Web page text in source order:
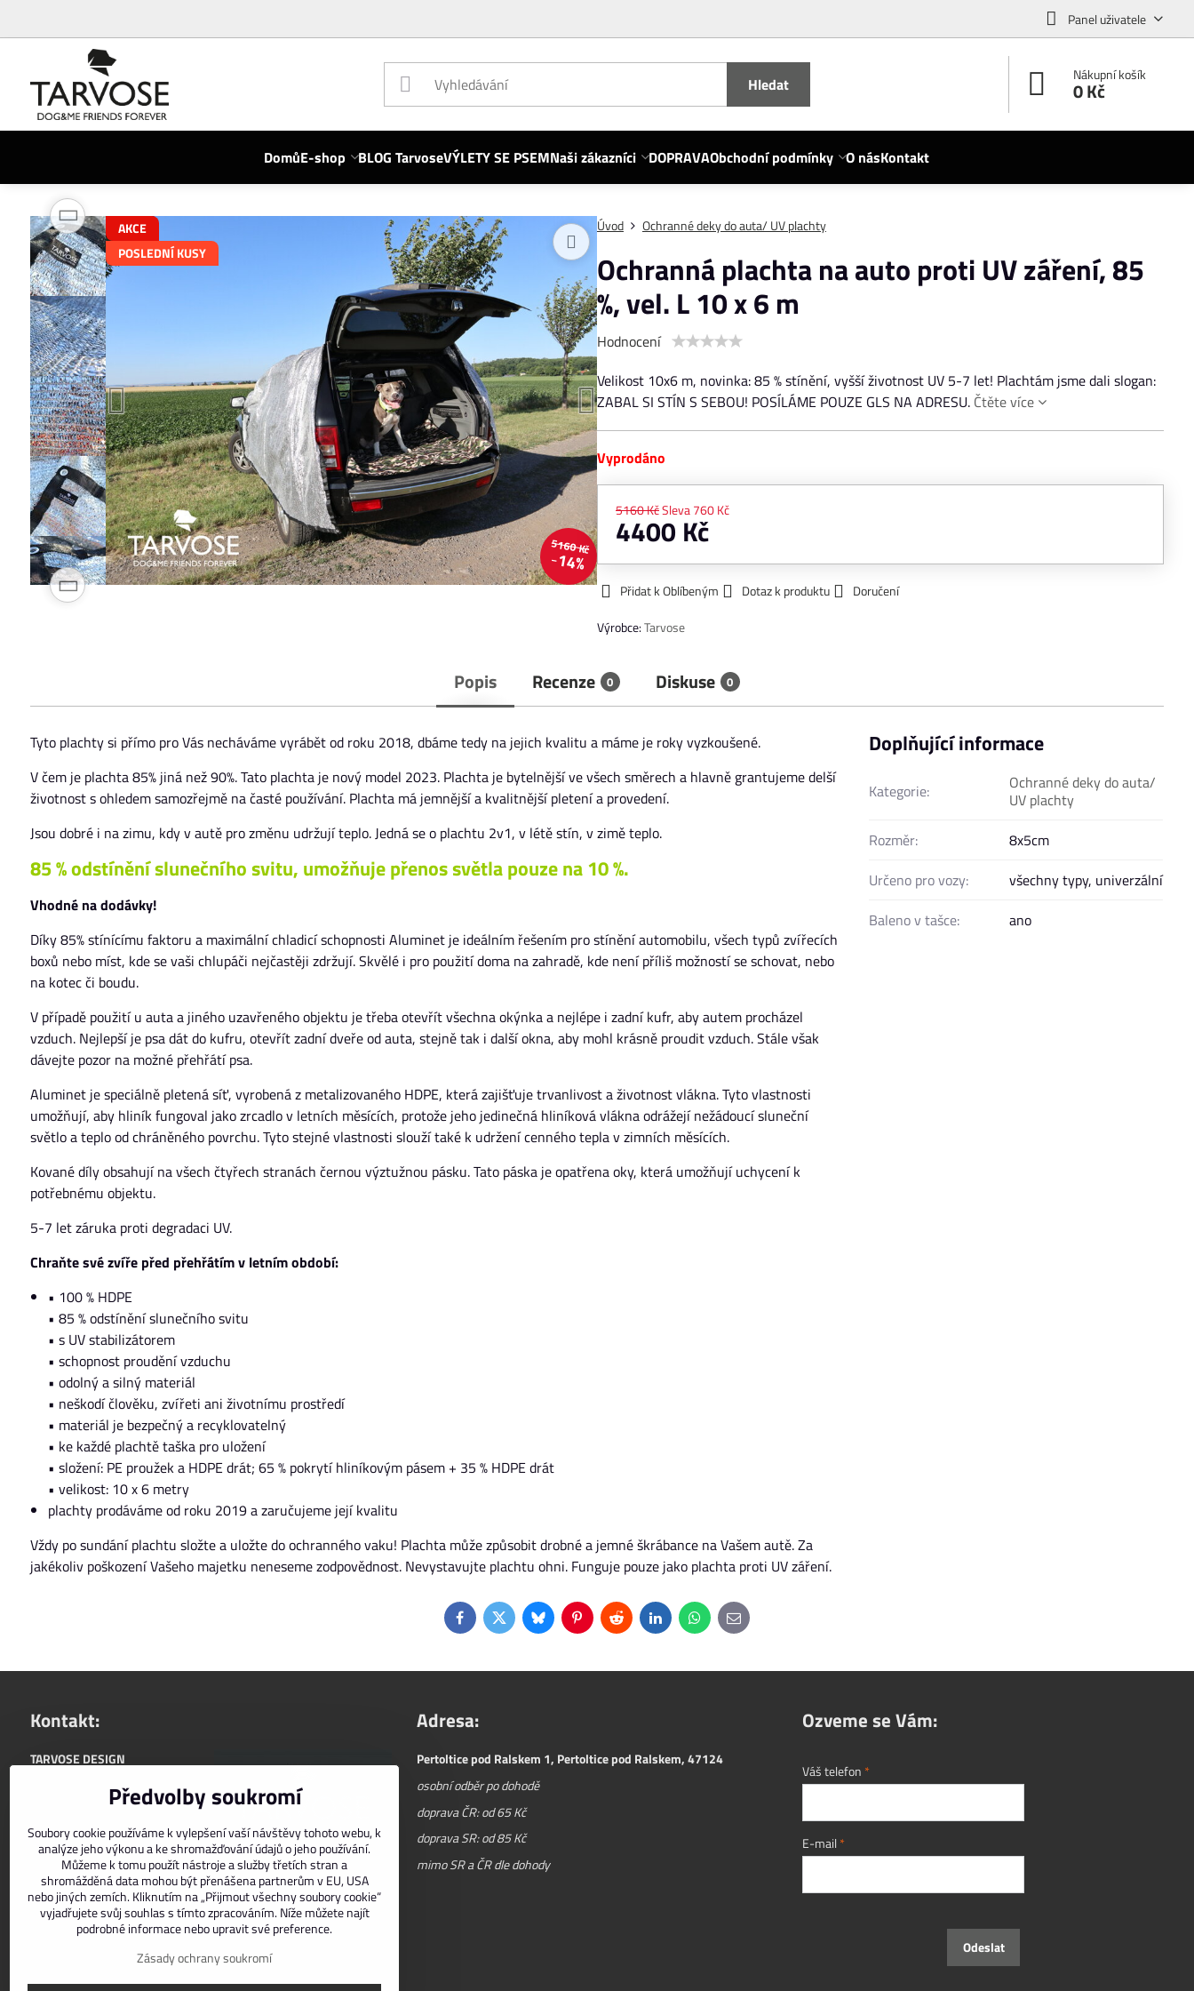
Panel uživatele
Hledat Nákupní košík
0 Kč
DomůE-shop BLOG TarvoseVÝLETY SE PSEMNaši zákazníci DOPRAVAObchodní podmínky O násKontakt
AKCE
POSLEDNÍ KUSY
5160 Kč
14%
Úvod Ochranné deky do auta/ UV plachty
Ochranná plachta na auto proti UV záření, 85
%, vel. L 10 x 6 m
Hodnocení
Velikost 10x6 m, novinka: 85 % stínění, vyšší životnost UV 5-7 let! Plachtám jsme dali slogan:
ZABAL SI STÍN S SEBOU! POSÍLÁME POUZE GLS NA ADRESU. Čtěte více
Vyprodáno
5160 KčSleva760 Kč
4400 Kč
Přidat k Oblíbeným Dotaz k produktu
Doručení
Výrobce:Tarvose
Popis Recenze 0 Diskuse 0
Tyto plachty si přímo pro Vás necháváme vyrábět od roku 2018, dbáme tedy na jejich kvalitu a máme je roky vyzkoušené.
V čem je plachta 85% jiná než 90%. Tato plachta je nový model 2023. Plachta je bytelnější ve všech směrech a hlavně grantujeme delší
životnost s ohledem samozřejmě na časté používání. Plachta má jemnější a kvalitnější pletení a provedení.
Jsou dobré i na zimu, kdy v autě pro změnu udržují teplo. Jedná se o plachtu 2v1, v létě stín, v zimě teplo.
85 % odstínění slunečního svitu, umožňuje přenos světla pouze na 10 %.
Vhodné na dodávky!
Díky 85% stínícímu faktoru a maximální chladicí schopnosti Aluminet je ideálním řešením pro stínění automobilu, všech typů zvířecích
boxů nebo míst, kde se vaši chlupáči nejčastěji zdržují. Skvělé i pro použití doma na zahradě, kde není příliš možností se schovat, nebo
na kotec či boudu.
V případě použití u auta a jiného uzavřeného objektu je třeba otevřít všechna okýnka a nejlépe i zadní kufr, aby autem procházel
vzduch. Nejlepší je psa dát do kufru, otevřít zadní dveře od auta, stejně tak i další okna, aby mohl krásně proudit vzduch. Stále však
dávejte pozor na možné přehřátí psa.
Aluminet je speciálně pletená síť, vyrobená z metalizovaného HDPE, která zajišťuje trvanlivost a životnost vlákna. Tyto vlastnosti
umožňují, aby hliník fungoval jako zrcadlo v letních měsících, protože jeho jedinečná hliníková vlákna odrážejí nežádoucí sluneční
světlo a teplo od chráněného povrchu. Tyto stejné vlastnosti slouží také k udržení cenného tepla v zimních měsících.
Kované díly obsahují na všech čtyřech stranách černou výztužnou pásku. Tato páska je opatřena oky, která umožňují uchycení k
potřebnému objektu.
5-7 let záruka proti degradaci UV.
Chraňte své zvíře před přehřátím v letním období:
• 100 % HDPE
• 85 % odstínění slunečního svitu
• s UV stabilizátorem
• schopnost proudění vzduchu
• odolný a silný materiál
• neškodí člověku, zvířeti ani životnímu prostředí
• materiál je bezpečný a recyklovatelný
• ke každé plachtě taška pro uložení
• složení: PE proužek a HDPE drát; 65 % pokrytí hliníkovým pásem + 35 % HDPE drát
• velikost: 10 x 6 metry
plachty prodáváme od roku 2019 a zaručujeme její kvalitu
Vždy po sundání plachtu složte a uložte do ochranného vaku! Plachta může způsobit drobné a jemné škrábance na Vašem autě. Za
jakékoliv poškození Vašeho majetku neneseme zodpovědnost. Nevystavujte plachtu ohni. Funguje pouze jako plachta proti UV záření.
Doplňující informace
Kategorie:
Ochranné deky do auta/
UV plachty
Rozměr:
8x5cm
Určeno pro vozy:
všechny typy, univerzální
Baleno v tašce:
ano
FacebookTwitterBlueskyPinterestRedditLinkedInWhatsApp
E-
mail
Kontakt:
TARVOSE DESIGN
+420722588565
upřednostňujeme komunikaci:
info@tarvose.com
zasíláme do ČR i SR
Facebook
Instagram
Adresa:
Pertoltice pod Ralskem 1, Pertoltice pod Ralskem, 47124
osobní odběr po dohodě
doprava ČR: od 65 Kč
doprava SR: od 85 Kč
mimo SR a ČR dle dohody
Ozveme se Vám:
Váš telefon *
E-mail*
Odeslat
Předvolby soukromí
Soubory cookie používáme k vylepšení vaší návštěvy tohoto webu, k
analýze jeho výkonu a ke shromažďování údajů o jeho používání.
Můžeme k tomu použít nástroje a služby třetích stran a
shromážděná data mohou být přenášena partnerům v EU, USA
nebo jiných zemích. Kliknutím na „Přijmout všechny soubory cookie“
vyjadřujete svůj souhlas s tímto zpracováním. Níže můžete najít
podrobné informace nebo upravit své preference.
Zásady ochrany soukromí